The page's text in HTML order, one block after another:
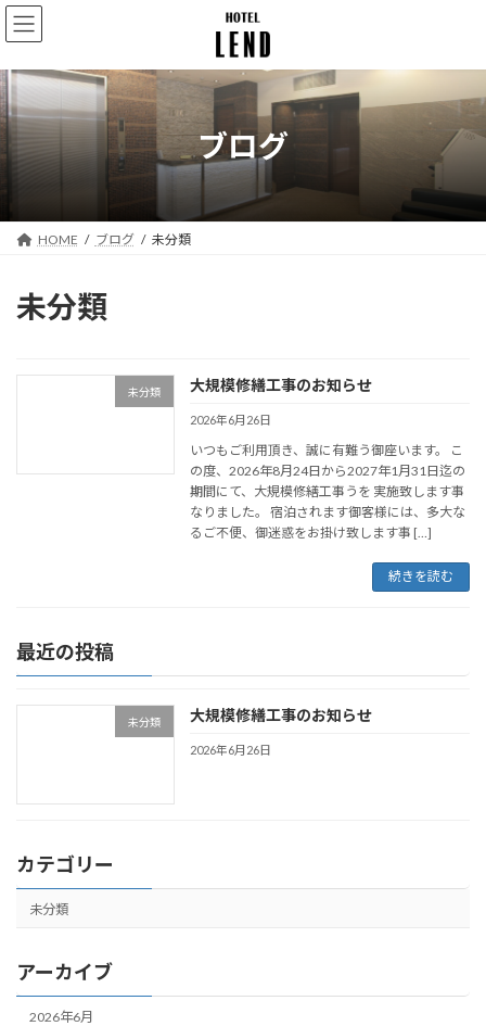
コ
ン
ン
ツ
へ
ス
キ
ナ
ビ
ー
シ
ョ
ン
に
ブログ
HOME ブログ 未分類
未分類
未分類 大規模修繕工事のお知らせ
2026年6月26日
いつもご利用頂き、誠に有難う御座います。 こ
の度、2026年8月24日から2027年1月31日迄の
期間にて、大規模修繕工事うを 実施致します事
なりました。 宿泊されます御客様には、多大な
るご不便、御迷惑をお掛け致します事 […]
続きを読む
最近の投稿
未分類 大規模修繕工事のお知らせ
2026年6月26日
カテゴリー
未分類
アーカイブ
2026年6月